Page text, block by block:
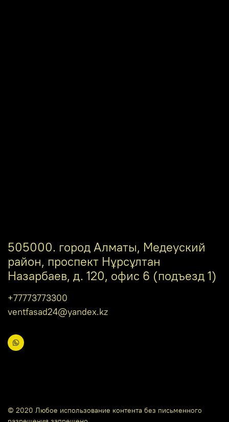
505000. город Алматы, Медеуский
район, проспект Нұрсұлтан
Назарбаев, д. 120, офис 6 (подъезд 1)
+77773773300
ventfasad24@yandex.kz
© 2020 Любое использование контента без письменного